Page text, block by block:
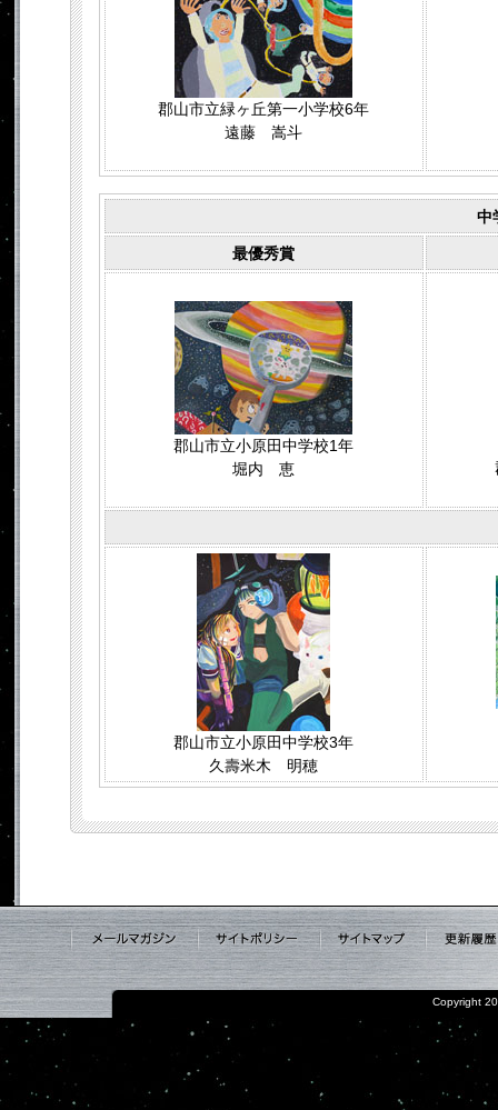
郡山市立緑ヶ丘第一小学校6年
遠藤 嵩斗
中
最優秀賞
郡山市立小原田中学校1年
堀内 恵
郡山市立小原田中学校3年
久壽米木 明穂
メールマガジンンサイトポリシーサイトマ
Copyright